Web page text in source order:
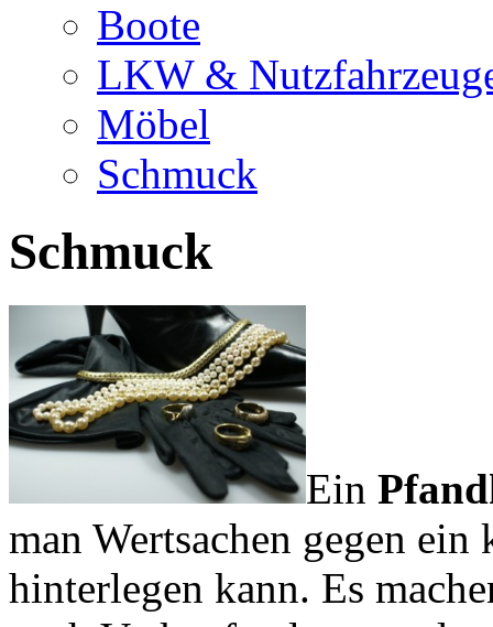
Boote
LKW &
Möbel
Schmuck
Schmuck
Ein
man Wertsachen gegen
hinterlegen kann. Es